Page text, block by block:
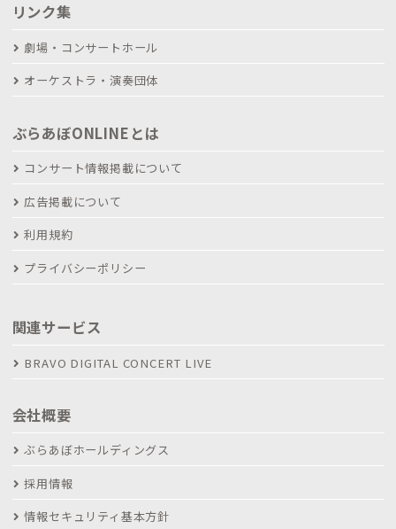
リンク集
劇場・コンサートホール
オーケストラ・演奏団体
ぶらあぼONLINEとは
コンサート情報掲載について
広告掲載について
利用規約
プライバシーポリシー
関連サービス
BRAVO DIGITAL CONCERT LIVE
会社概要
ぶらあぼホールディングス
採用情報
情報セキュリティ基本方針